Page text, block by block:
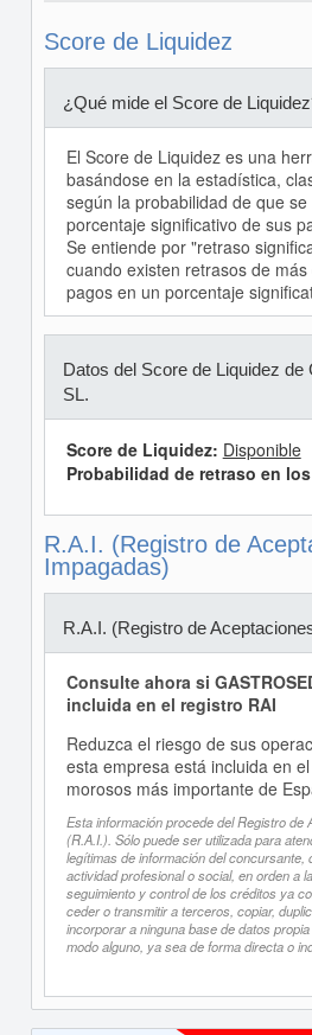
Score de Liquidez
¿Qué mide el Score de
El Score de Liquidez es una
basándose en la estadística,
según la probabilidad de que
porcentaje significativo de sus
Se entiende por "retraso
cuando existen retrasos de
pagos en un porcentaje
Datos del Score de Liquidez
SL.
Score de Liquidez: Disponible
Probabilidad de retraso en
R.A.I. (Registro de
Impagadas)
R.A.I. (Registro de
Consulte ahora si
incluida en el registro RAI
Reduzca el riesgo de sus
esta empresa está incluida en
morosos más importante de
Esta información procede del Registro de
(R.A.I.). Sólo puede ser utilizada para
legítimas de información del concursante,
actividad profesional o social, en orden a
seguimiento y control de los créditos ya
ceder o transmitir a terceros, copiar,
incorporar a ninguna base de datos
modo alguno, ya sea de forma directa o